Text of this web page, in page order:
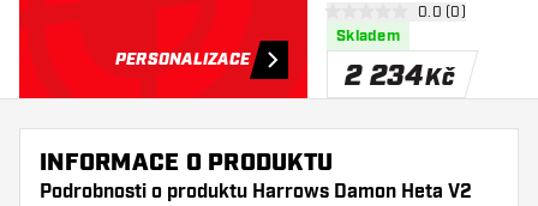
PERSONALIZACE
otevřít panel
0 hodnoticí hvězdičky
0.0 (0)
Skladem
2 234Kč
INFORMACE O PRODUKTU
Podrobnosti o produktu Harrows Damon Heta V2